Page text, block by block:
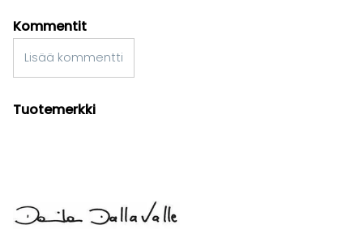
Kommentit
Lisää kommentti
Tuotemerkki